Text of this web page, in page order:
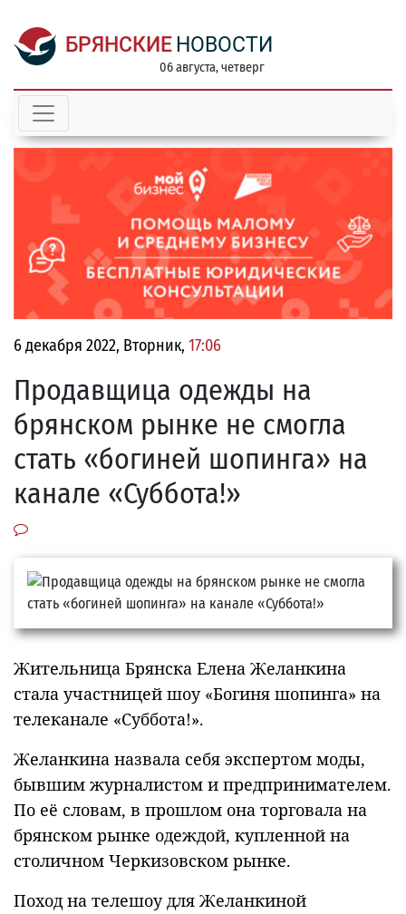
БРЯНСКИЕ НОВОСТИ
06 августа, четверг
6 декабря 2022, Вторник, 17:06
Продавщица одежды на
брянском рынке не смогла
стать «богиней шопинга» на
канале «Суббота!»
Жительница Брянска Елена Желанкина
стала участницей шоу «Богиня шопинга» на
телеканале «Суббота!».
Желанкина назвала себя экспертом моды,
бывшим журналистом и предпринимателем.
По её словам, в прошлом она торговала на
брянском рынке одеждой, купленной на
столичном Черкизовском рынке.
Поход на телешоу для Желанкиной